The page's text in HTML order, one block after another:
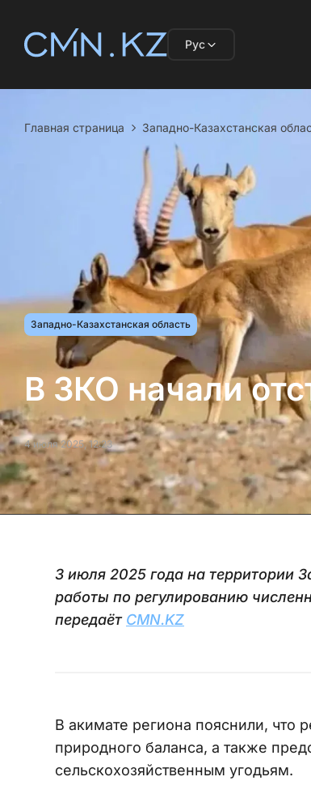
Рус
Главная страница Западно-Казахстанская
Западно-Казахстанская область
В ЗКО начали
4 июля 2025, 12:23
3 июля 2025 года на территории
работы по регулированию
передаёт CMN.KZ
В акимате региона пояснили, что
природного баланса, а также
сельскохозяйственным угодьям.